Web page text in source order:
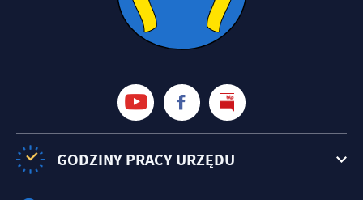
GODZINY PRACY URZĘDU